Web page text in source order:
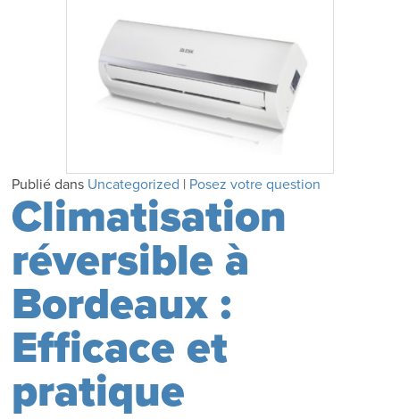
Publié dans Uncategorized | Posez votre question
Climatisation
réversible à
Bordeaux :
Efficace et
pratique